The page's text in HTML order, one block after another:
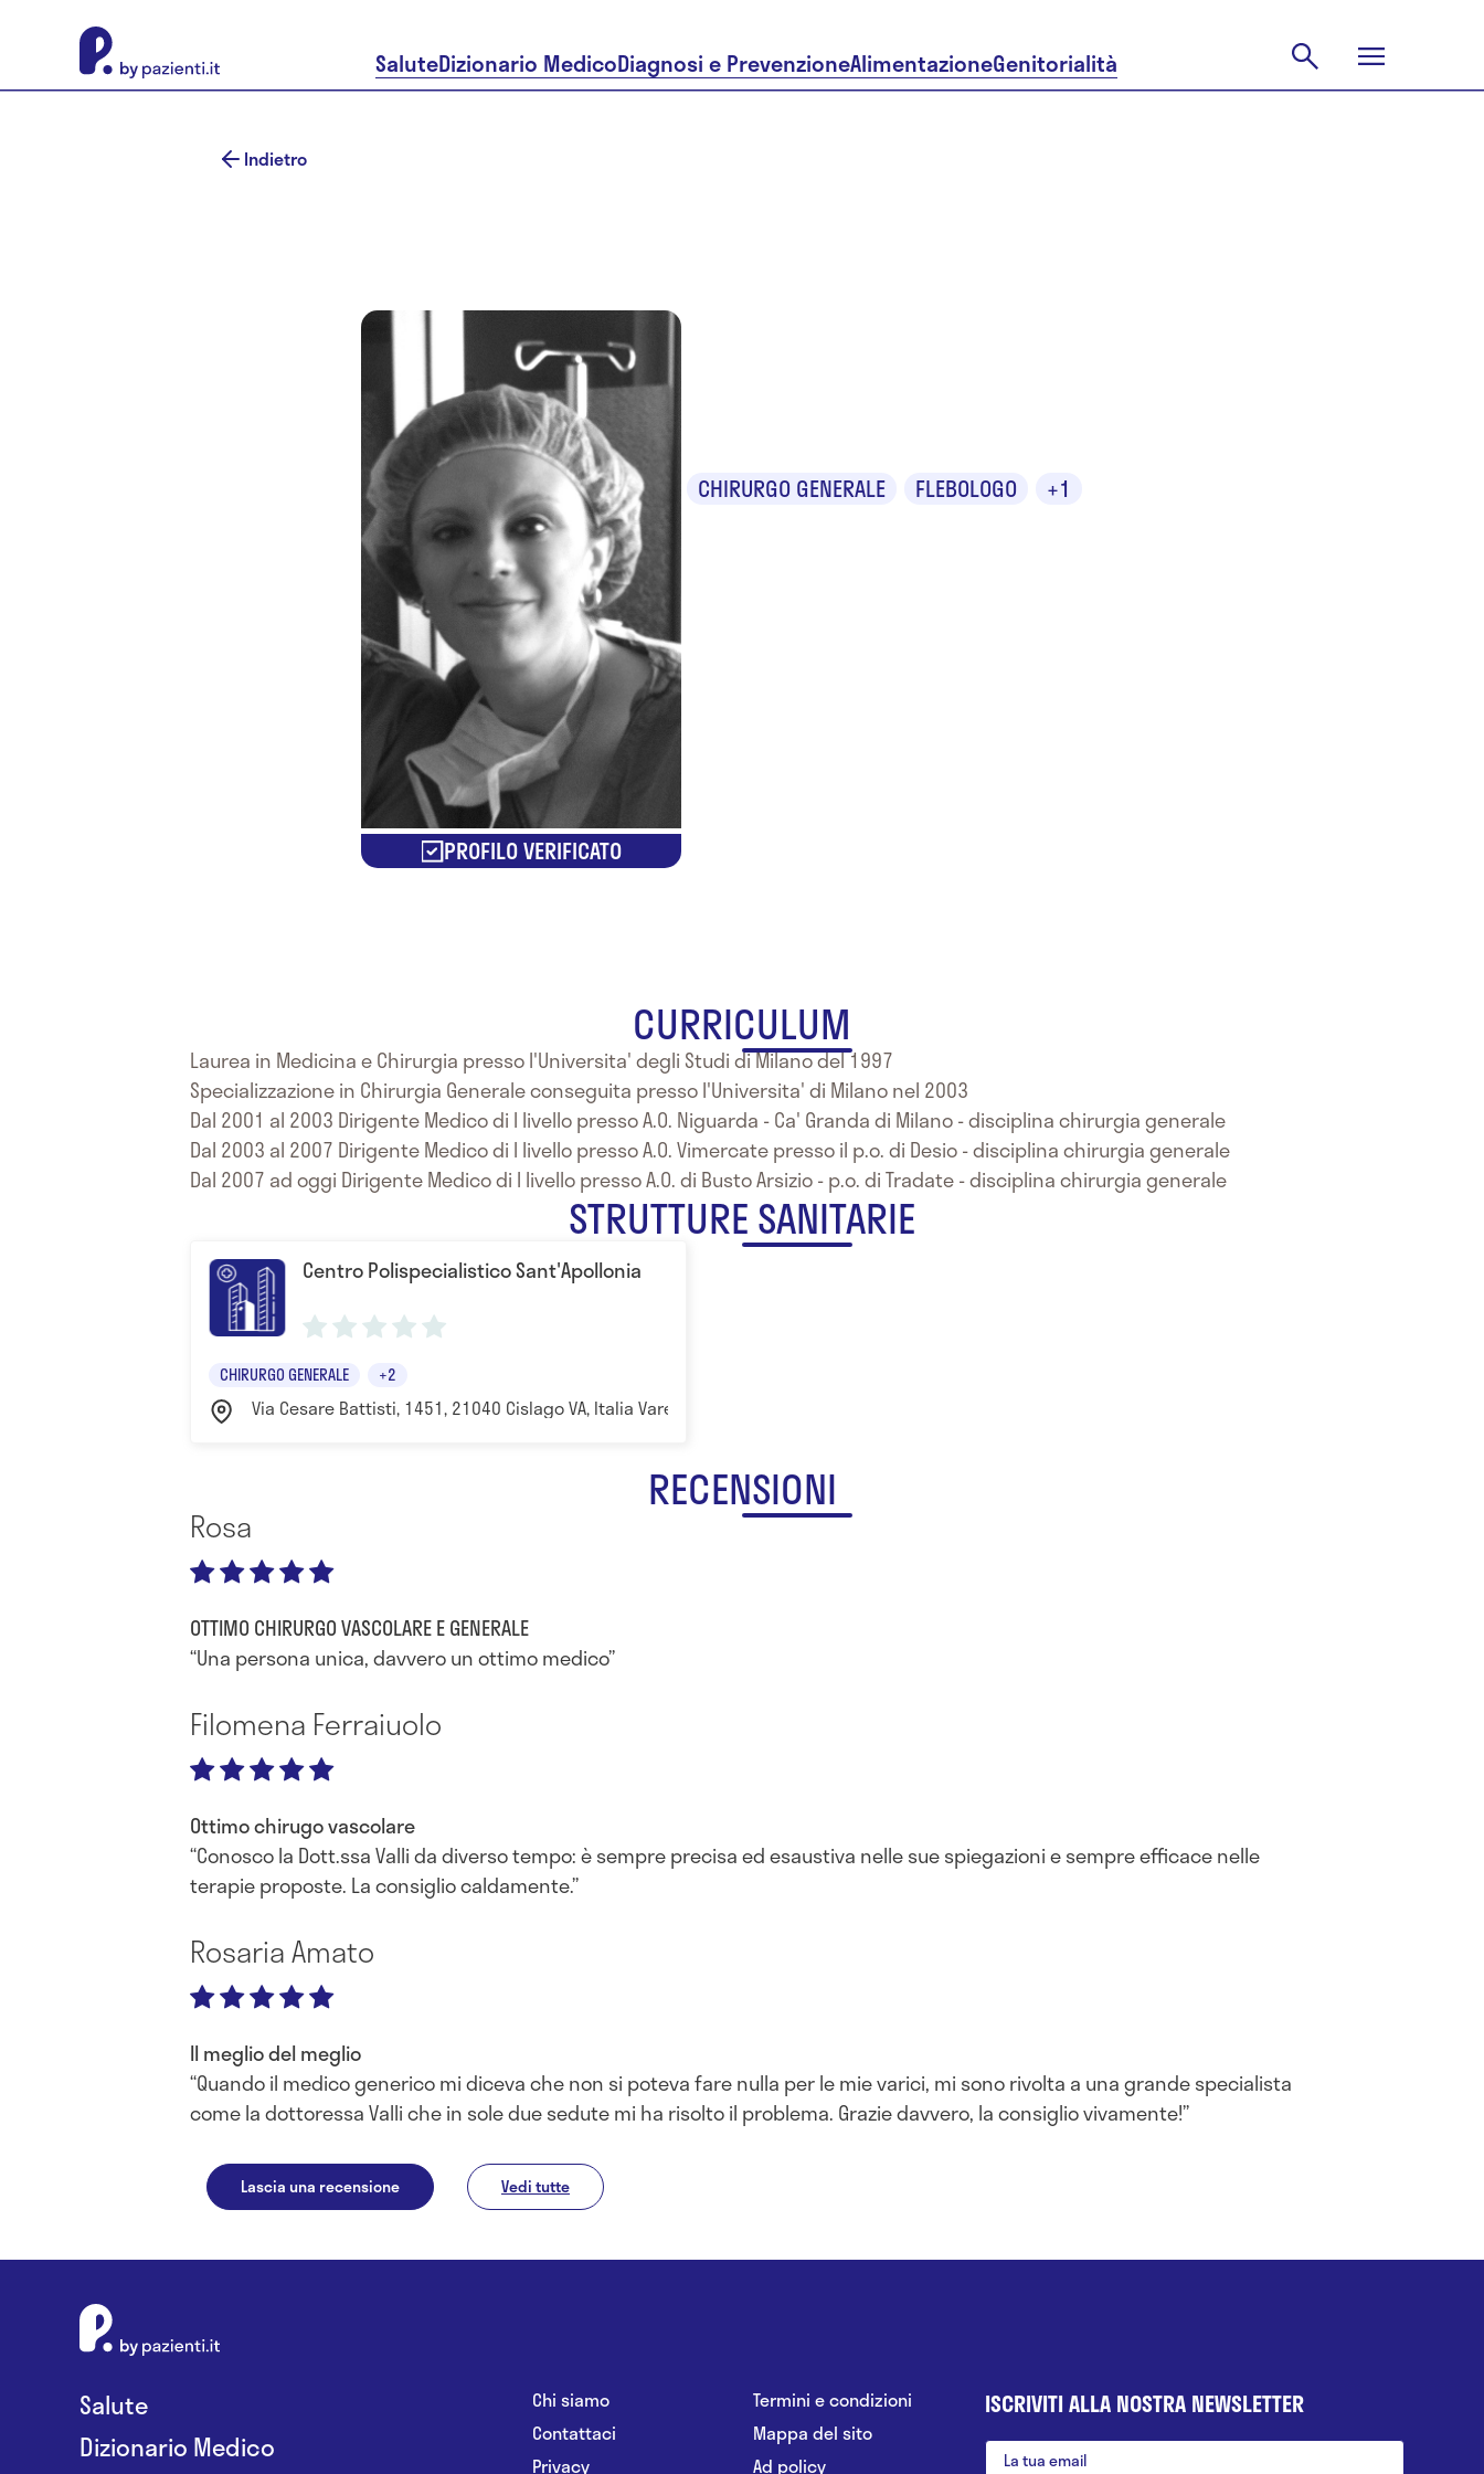
SaluteDizionario MedicoDiagnosi e PrevenzioneAlimentazioneGenitorialità
Indietro
PROFILO VERIFICATO
CHIRURGO GENERALE FLEBOLOGO +1
CURRICULUM
Laurea in Medicina e Chirurgia presso l'Universita' degli Studi di Milano del 1997
Specializzazione in Chirurgia Generale conseguita presso l'Universita' di Milano nel 2003
Dal 2001 al 2003 Dirigente Medico di I livello presso A.O. Niguarda - Ca' Granda di Milano - disciplina chirurgia generale
Dal 2003 al 2007 Dirigente Medico di I livello presso A.O. Vimercate presso il p.o. di Desio - disciplina chirurgia generale
Dal 2007 ad oggi Dirigente Medico di I livello presso A.O. di Busto Arsizio - p.o. di Tradate - disciplina chirurgia generale
STRUTTURE SANITARIE
Centro Polispecialistico Sant'Apollonia
CHIRURGO GENERALE +2
Via Cesare Battisti, 1451, 21040 Cislago VA, Italia Varese
RECENSIONI
Rosa
OTTIMO CHIRURGO VASCOLARE E GENERALE
Una persona unica, davvero un ottimo medico
Filomena Ferraiuolo
Ottimo chirugo vascolare
Conosco la Dott.ssa Valli da diverso tempo: è sempre precisa ed esaustiva nelle sue spiegazioni e sempre efficace nelle
terapie proposte. La consiglio caldamente.
Rosaria Amato
Il meglio del meglio
Quando il medico generico mi diceva che non si poteva fare nulla per le mie varici, mi sono rivolta a una grande specialista
come la dottoressa Valli che in sole due sedute mi ha risolto il problema. Grazie davvero, la consiglio vivamente!
Lascia una recensione Vedi tutte
Salute
Dizionario Medico
Chi siamo
Contattaci
Privacy
Termini e condizioni
Mappa del sito
Ad policy
ISCRIVITI ALLA NOSTRA NEWSLETTER